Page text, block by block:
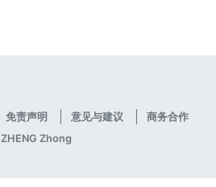
免责声明 意见与建议
商务合作
ZHENG Zhong